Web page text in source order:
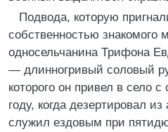
Подвода, которую
собственностью знакомого
односельчанина Трифона
— длинногривый соловый
которого он привел в село
году, когда дезертировал
служил ездовым при